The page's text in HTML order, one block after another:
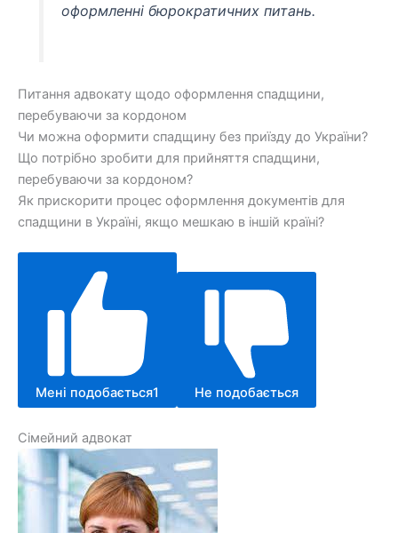
оформленні бюрократичних питань.
Питання адвокату щодо оформлення спадщини,
перебуваючи за кордоном
Чи можна оформити спадщину без приїзду до України?
Що потрібно зробити для прийняття спадщини,
перебуваючи за кордоном?
Як прискорити процес оформлення документів для
спадщини в Україні, якщо мешкаю в іншій країні?
Мені подобається1 Не подобається
Сімейний адвокат